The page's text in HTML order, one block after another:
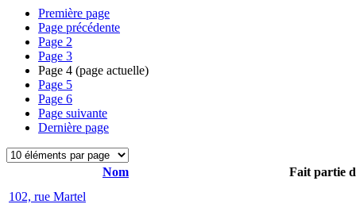
Première page
Page précédente
Page 2
Page 3
Page 4 (page actuelle)
Page 5
Page 6
Page suivante
Dernière page
Nom
Fait partie
102, rue Martel